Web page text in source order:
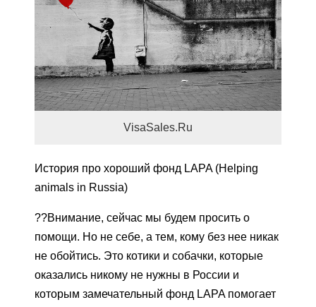
VisaSales.Ru
История про хороший фонд LAPA (Helping
animals in Russia)
??Внимание, сейчас мы будем просить о
помощи. Но не себе, а тем, кому без нее никак
не обойтись. Это котики и собачки, которые
оказались никому не нужны в России и
которым замечательный фонд LAPA помогает